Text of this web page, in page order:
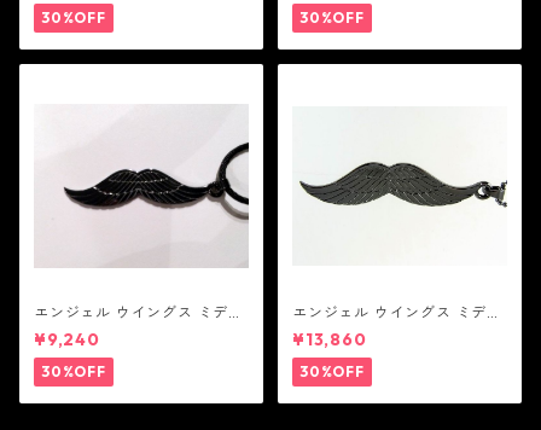
30%OFF
ーディー
30%OFF
エンジェル ウイングス ミディ
アム ペンダント ブラック コー
ティング（サテンコード付
属）
¥9,240
30%OFF
エンジェル ウイングス ミディ
アム ペンダント ブラック
¥13,860
30%OFF